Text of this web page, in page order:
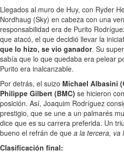
Llegados al muro de Huy, con Ryder
Nordhaug (Sky) en cabeza con una
responsabilidad era de Purito
que atacó, el que decidió llevar la
que lo hizo, se vio ganador. Su
sabía que lo que quedaba era pelear
Purito era inalcanzable.
Por detrás, el suizo Michael Albasini
Philippe Gilbert (BMC) se hicieron
posición. Así, Joaquim Rodríguez
prestigio, que se une a un palmarés
dice que es su carrera preferida. Un
bueno el refrán de que a la tercera, va
Clasificación final: